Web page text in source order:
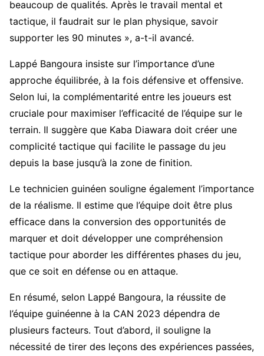
beaucoup de qualités. Après le travail mental et
tactique, il faudrait sur le plan physique, savoir
supporter les 90 minutes », a-t-il avancé.
Lappé Bangoura insiste sur l’importance d’une
approche équilibrée, à la fois défensive et offensive.
Selon lui, la complémentarité entre les joueurs est
cruciale pour maximiser l’efficacité de l’équipe sur le
terrain. Il suggère que Kaba Diawara doit créer une
complicité tactique qui facilite le passage du jeu
depuis la base jusqu’à la zone de finition.
Le technicien guinéen souligne également l’importance
de la réalisme. Il estime que l’équipe doit être plus
efficace dans la conversion des opportunités de
marquer et doit développer une compréhension
tactique pour aborder les différentes phases du jeu,
que ce soit en défense ou en attaque.
En résumé, selon Lappé Bangoura, la réussite de
l’équipe guinéenne à la CAN 2023 dépendra de
plusieurs facteurs. Tout d’abord, il souligne la
nécessité de tirer des leçons des expériences passées,